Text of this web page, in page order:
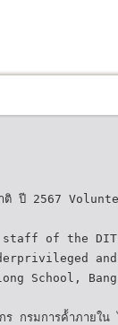
ห่งชาติ ปี 2567
staff of the
School,
รมการค้้าภายใน